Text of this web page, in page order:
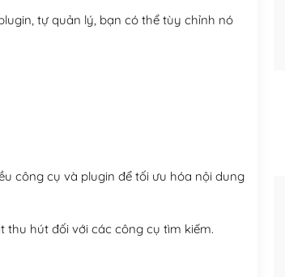
tự quản lý, bạn có thể tùy chỉnh nó
công cụ và plugin để tối ưu hóa nội dung
thu hút đối với các công cụ tìm kiếm.